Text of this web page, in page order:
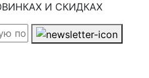
И СКИДКАХ